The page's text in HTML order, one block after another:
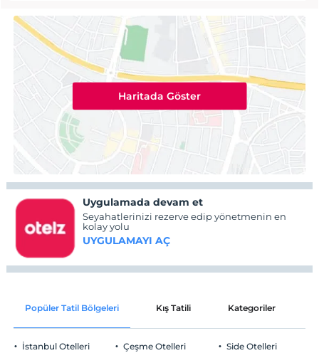
Haritada Göster
Uygulamada devam et
Seyahatlerinizi rezerve edip yönetmenin en
kolay yolu
UYGULAMAYI AÇ
Popüler Tatil Bölgeleri Kış Tatili Kategoriler
İstanbul Otelleri Çeşme Otelleri Side Otelleri